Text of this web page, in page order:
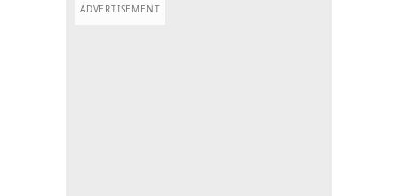
ADVERTISEMENT